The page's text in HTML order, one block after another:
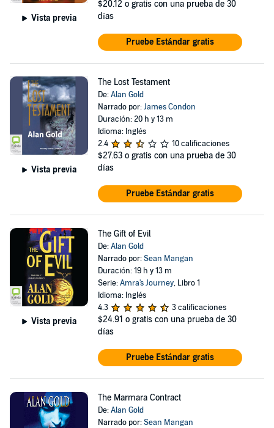
Vista previa
$20.12 o gratis con una prueba de 30
días
Pruebe Estándar gratis
Vista previa
The Lost Testament
De:Alan Gold
Narrado por:James Condon
Duración: 20 h y 13 m
Idioma: Inglés
2.4
10 calificaciones
$27.63 o gratis con una prueba de 30
días
Pruebe Estándar gratis
Vista previa
The Gift of Evil
De:Alan Gold
Narrado por:Sean Mangan
Duración: 19 h y 13 m
Serie:Amra's Journey, Libro 1
Idioma: Inglés
4.3
3 calificaciones
$24.91 o gratis con una prueba de 30
días
Pruebe Estándar gratis
The Marmara Contract
De:Alan Gold
Narrado por:Sean Mangan